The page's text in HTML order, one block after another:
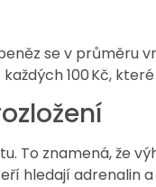
se v průměru
100 Kč,
To znamená, že
hledají adrenalin